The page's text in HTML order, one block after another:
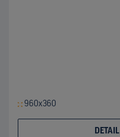
960x360
DETAIL